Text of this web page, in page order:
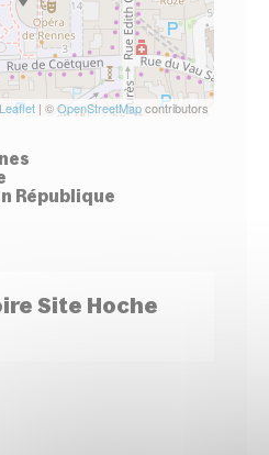
Leaflet | ©OpenStreetMapcontributors
République
Site Hoche